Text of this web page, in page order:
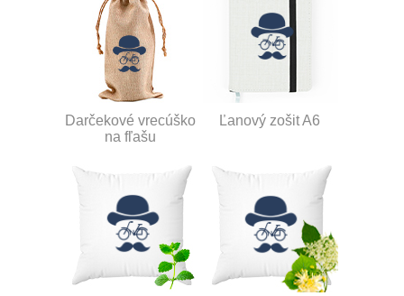
Darčekové vrecúško
na fľašu
Ľanový zošit A6